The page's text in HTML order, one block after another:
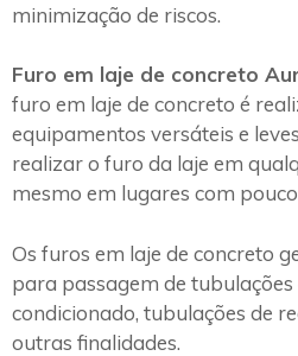
minimização de riscos.
Furo em laje de concreto
furo em laje de concreto é
equipamentos versáteis e
realizar o furo da laje em
mesmo em lugares com
Os furos em laje de concreto
para passagem de tubulações
condicionado, tubulações de
outras finalidades.